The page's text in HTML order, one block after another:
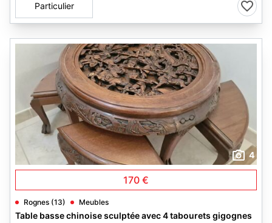
Particulier
4
170 €
Rognes (13) Meubles
Table basse chinoise sculptée avec 4 tabourets gigognes